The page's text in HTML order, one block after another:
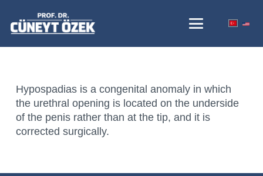
Hypospadias is a congenital anomaly in which
the urethral opening is located on the underside
of the penis rather than at the tip, and it is
corrected surgically.